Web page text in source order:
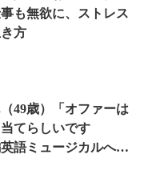
も無欲に、ストレス
方
49歳）「オファーは
てらしいです
英語ミュージカルへの